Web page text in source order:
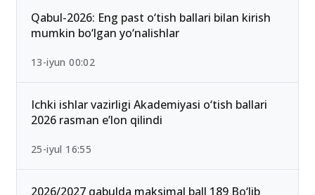
Qabul-2026: Eng past o‘tish ballari bilan kirish
mumkin bo‘lgan yo‘nalishlar
13-iyun 00:02
Ichki ishlar vazirligi Akademiyasi o‘tish ballari
2026 rasman e’lon qilindi
25-iyul 16:55
2026/2027 qabulda maksimal ball 189 Bo‘lib